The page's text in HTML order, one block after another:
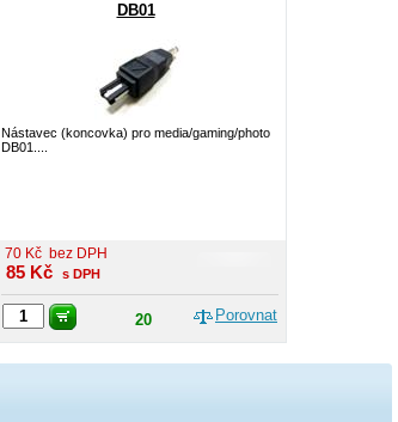
DB01
Nástavec (koncovka) pro media/gaming/photo
DB01....
70 Kč bez DPH
85 Kč s DPH
Porovnat
20